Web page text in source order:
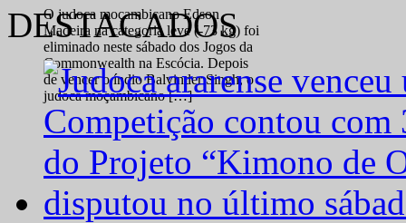
O judoca moçambicano Edson
Madeira na categoria leve (-73 kg) foi
eliminado neste sábado dos Jogos da
Commonwealth na Escócia. Depois
de vencer o índio Balvinder Singh, o
judoca moçambicano […]
DESTACADOS